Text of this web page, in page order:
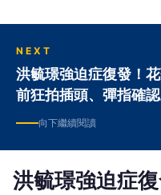
NEXT
洪毓璟強迫症復發！
前狂拍插頭、彈指確認
向下繼續閱讀
洪毓璟強迫症